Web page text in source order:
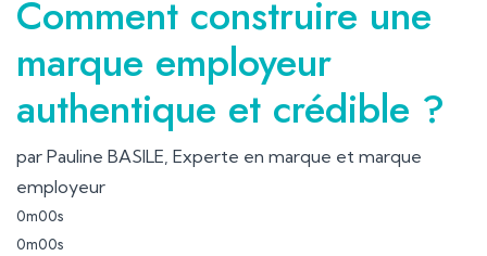
Comment construire une
marque employeur
authentique et crédible ?
par Pauline BASILE, Experte en marque et marque
employeur
0m00s
0m00s